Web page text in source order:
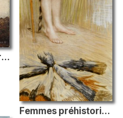
Femmes préhistoriques
Clair devant les Pyrénées